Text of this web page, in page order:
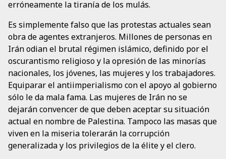
erróneamente la tiranía de los mulás.
Es simplemente falso que las protestas actuales sean
obra de agentes extranjeros. Millones de personas en
Irán odian el brutal régimen islámico, definido por el
oscurantismo religioso y la opresión de las minorías
nacionales, los jóvenes, las mujeres y los trabajadores.
Equiparar el antiimperialismo con el apoyo al gobierno
sólo le da mala fama. Las mujeres de Irán no se
dejarán convencer de que deben aceptar su situación
actual en nombre de Palestina. Tampoco las masas que
viven en la miseria tolerarán la corrupción
generalizada y los privilegios de la élite y el clero.